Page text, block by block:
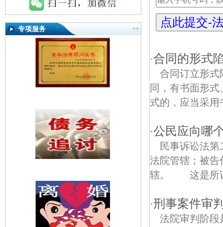
专项服务 >>
·合同的形式
合同订立形式
同，有书面形
式的，应当采用
·公民应向哪
民事诉讼法
法院管辖；被告
辖。 这是所说
·刑事案件审
法院审判阶